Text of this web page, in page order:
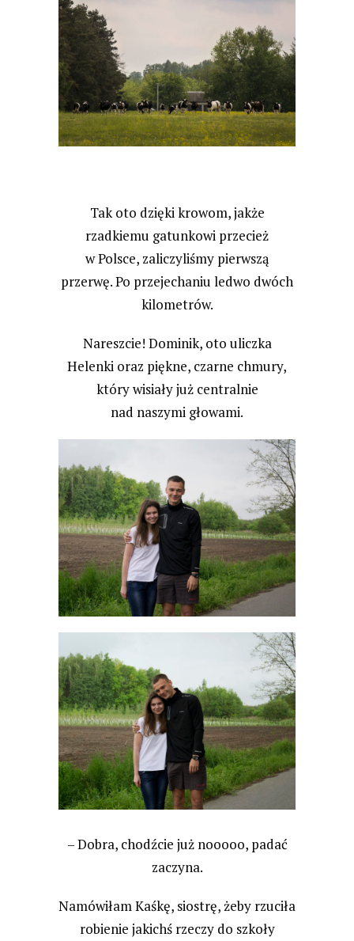
Tak oto dzięki krowom, jakże
rzadkiemu gatunkowi przecież
w Polsce, zaliczyliśmy pierwszą
przerwę. Po przejechaniu ledwo dwóch
kilometrów.
Nareszcie! Dominik, oto uliczka
Helenki oraz piękne, czarne chmury,
który wisiały już centralnie
nad naszymi głowami.
– Dobra, chodźcie już nooooo, padać
zaczyna.
Namówiłam Kaśkę, siostrę, żeby rzuciła
robienie jakichś rzeczy do szkoły